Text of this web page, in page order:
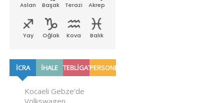
Aslan Başak Terazi Akrep
Yay Oğlak Kova Balık